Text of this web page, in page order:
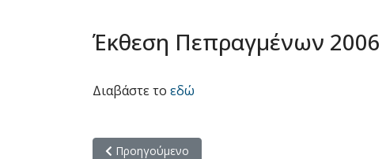
Έκθεση Πεπραγμένων 2006
Διαβάστε το εδώ
Προηγούμενο άρθρο: Έκθεση Πεπραγμένων 2007
Προηγούμενο